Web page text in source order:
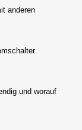
anderen
und worauf